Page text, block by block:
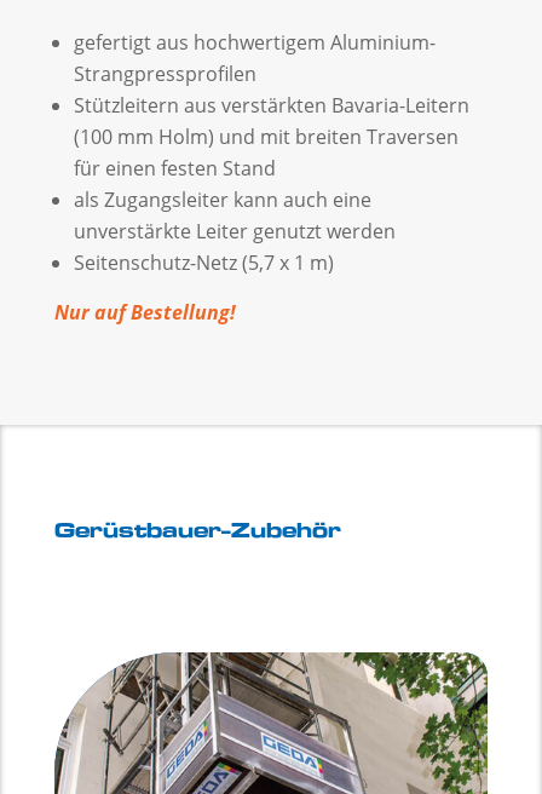
gefertigt aus hochwertigem Aluminium-
Strangpressprofilen
Stützleitern aus verstärkten Bavaria-Leitern
(100 mm Holm) und mit breiten Traversen
für einen festen Stand
als Zugangsleiter kann auch eine
unverstärkte Leiter genutzt werden
Seitenschutz-Netz (5,7 x 1 m)
Nur auf Bestellung!
Gerüstbauer-Zubehör